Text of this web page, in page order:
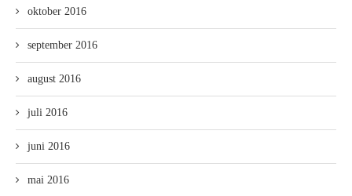
oktober 2016
september 2016
august 2016
juli 2016
juni 2016
mai 2016